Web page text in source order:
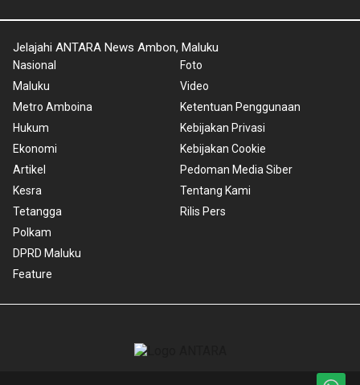
Jelajahi ANTARA News Ambon, Maluku
Nasional
Maluku
Metro Amboina
Hukum
Ekonomi
Artikel
Kesra
Tetangga
Polkam
DPRD Maluku
Feature
Foto
Video
Ketentuan Penggunaan
Kebijakan Privasi
Kebijakan Cookie
Pedoman Media Siber
Tentang Kami
Rilis Pers